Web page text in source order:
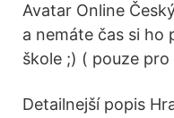
Avatar Online
a nemáte čas si ho
škole ;) ( pouze
Detailnejší popis